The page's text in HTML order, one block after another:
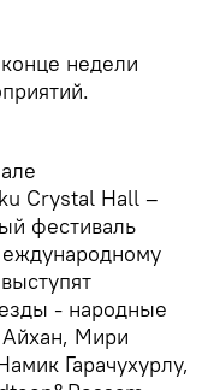
недели
Crystal Hall –
фестиваль
- народные
Мири
Гарачухурлу,